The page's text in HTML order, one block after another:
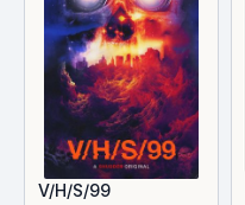
V/H/S/99